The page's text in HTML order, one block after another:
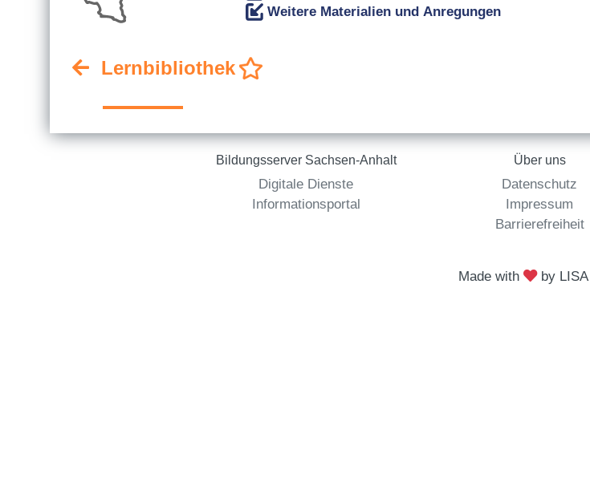
Weitere Materialien und Anregungen
Lernbibliothek
Bildungsserver Sachsen-Anhalt
Digitale Dienste
Informationsportal
Über uns
Datenschutz
Impressum
Barrierefreiheit
Made with by LISA